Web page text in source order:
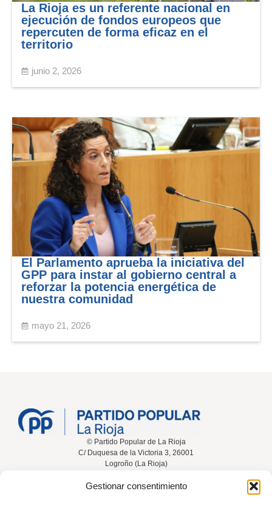
Gestionar consentimiento
La Rioja es un referente nacional en
ejecución de fondos europeos que
repercuten de forma eficaz en el
territorio
junio 2, 2026
El Parlamento aprueba la iniciativa del
GPP para instar al gobierno central a
reforzar la potencia energética de
nuestra comunidad
mayo 21, 2026
© Partido Popular de La Rioja
C/ Duquesa de la Victoria 3, 26001
Logroño (La Rioja)